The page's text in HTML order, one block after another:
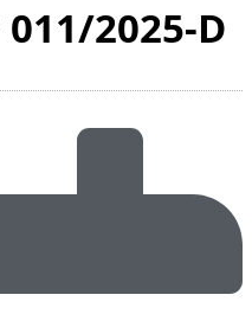
011/2025-D